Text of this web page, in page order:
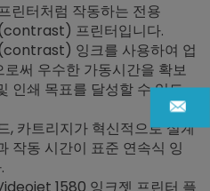
린터처럼 작동하는 전용
프린터입니다.
잉크를 사용하여 업
써 우수한 가동시간을 확보
인쇄 목표를 달성할 수 있도
, 카트리지가 혁신적으로 설계
작동 시간이 표준 연속식 잉